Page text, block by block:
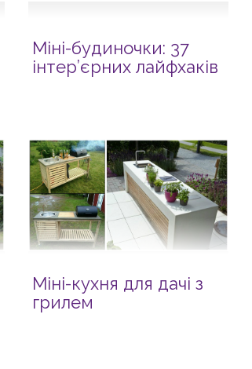
Міні-будиночки: 37
інтер’єрних лайфхаків
Міні-кухня для дачі з
грилем